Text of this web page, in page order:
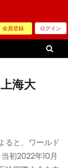
会員登録 ログイン
海大
ると、ワールド
初2022年10月